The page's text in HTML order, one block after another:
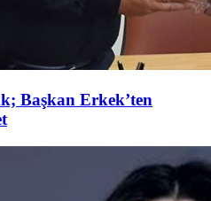
Başkan Erkek’ten